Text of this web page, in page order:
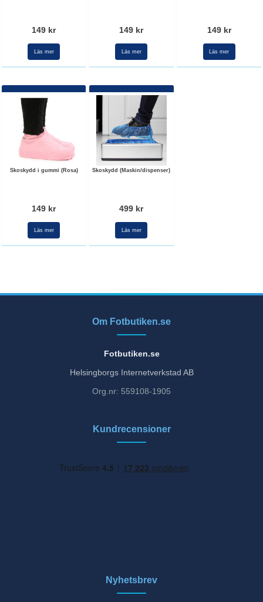
149 kr
Läs mer
149 kr
Läs mer
149 kr
Läs mer
Skoskydd i gummi (Rosa)
149 kr
Läs mer
Skoskydd (Maskin/dispenser)
499 kr
Läs mer
Om Fotbutiken.se
Fotbutiken.se
Helsingborgs Internetverkstad AB
Org.nr: 559108-1905
Kundrecensioner
Nyhetsbrev